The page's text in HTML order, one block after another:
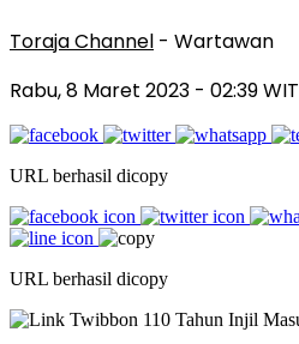
Toraja Channel - Wartawan
Rabu, 8 Maret 2023 - 02:39 WIT
URL berhasil dicopy
URL berhasil dicopy